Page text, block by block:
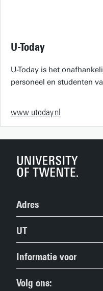
U-Today
U-Today is het
personeel en studenten
www.utoday.nl
Adres
+31 53 489 9111
UT
Contact
Informatie voor
Studiezoekers
Volg ons: